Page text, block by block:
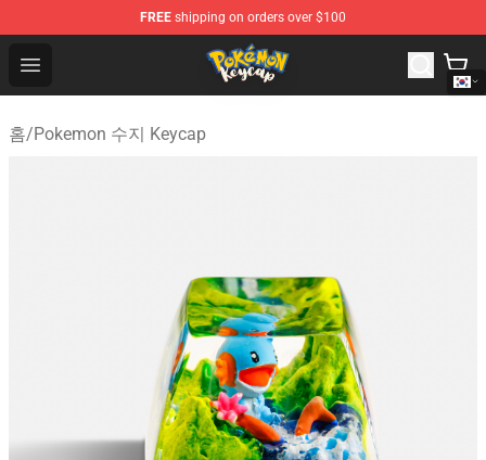
FREE shipping on orders over $100
Open menu
Pokemon Keycap Shop - The Best Store of Pokemon
홈/Pokemon 수지 Keycap